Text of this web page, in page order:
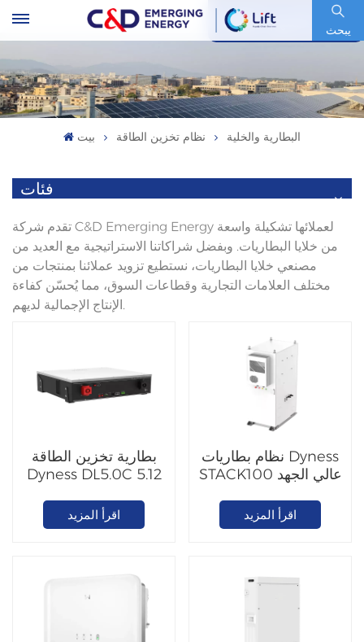
يبحث
رمز السهم : 600153.SH
بيت نظام تخزين الطاقة البطارية والخلية
فئات
تقدم شركة C&D Emerging Energy لعملائها تشكيلة واسعة
من خلايا البطاريات. وبفضل شراكاتنا الاستراتيجية مع العديد من
مصنعي خلايا البطاريات، نستطيع تزويد عملائنا بمنتجات من
مختلف العلامات التجارية وقطاعات السوق، مما يُحسّن كفاءة
الإنتاج الإجمالية لديهم.
بطارية تخزين الطاقة
Dyness DL5.0C 5.12
LiFePO4
اقرأ المزيد
نظام بطاريات Dyness
STACK100 عالي الجهد
اقرأ المزيد